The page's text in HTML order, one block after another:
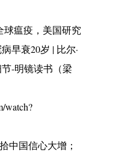
球瘟疫，美国研究
早衰20岁 | 比尔·
-明镜读书（梁
watch?
中国信心大增；